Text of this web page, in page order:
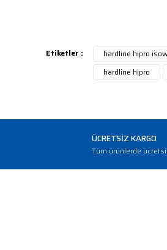
Ürün açıklamasında
Ürün bilgilerinde
Etiketler : hardline hipro
hardline hipro
ÜCRETSİZ KARGO
Tüm ürünlerde